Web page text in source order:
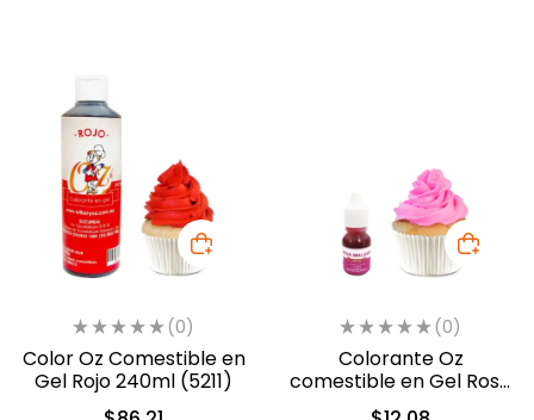
(0)
Color Oz Comestible en
Gel Rojo 240ml (5211)
(0)
Colorante Oz
comestible en Gel Rosa
10ml (549)